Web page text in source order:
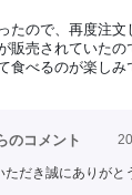
たので、再度注文
販売されていたの
食べるのが楽しみ
のコメント
ただき誠にありがと